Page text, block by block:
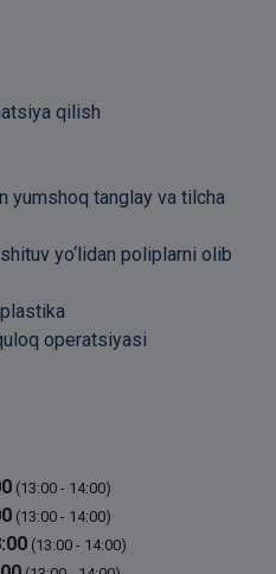
qilish
yumshoq tanglay va tilcha
yo‘lidan poliplarni olib
operatsiyasi
(13:00 - 14:00)
(13:00 - 14:00)
(13:00 - 14:00)